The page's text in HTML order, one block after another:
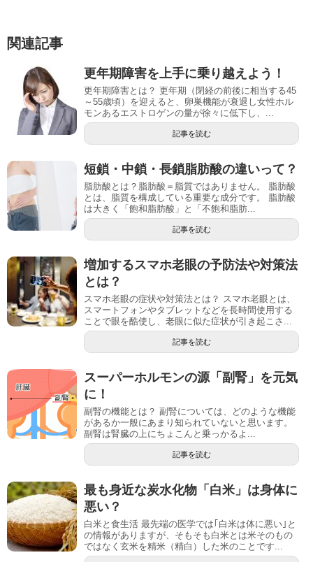
関連記事
更年期障害を上手に乗り越えよう！
更年期障害とは？ 更年期（閉経の前後に相当する45
～55歳頃）を迎えると、卵巣機能が衰退し女性ホル
モンあるエストロゲンの量が徐々に低下し、...
記事を読む
短鎖・中鎖・長鎖脂肪酸の違いって？
脂肪酸とは？脂肪酸＝脂質ではありません。 脂肪酸
とは、脂質を構成している重要な成分です。 脂肪酸
は大きく「飽和脂肪酸」と「不飽和脂肪...
記事を読む
増加するスマホ老眼の予防法や対策法
とは？
スマホ老眼の症状や対策法とは？ スマホ老眼とは、
スマートフォンやタブレットなどを長時間使用する
ことで眼を酷使し、老眼に似た症状が引き起こさ...
記事を読む
スーパーホルモンの源「副腎」を元気
に！
副腎の機能とは？ 副腎については、どのような機能
があるか一般にあまり知られていないと思います。
副腎は腎臓の上にちょこんと乗っかるよ...
記事を読む
最も身近な炭水化物「白米」は身体に
悪い？
白米と食生活 最先端の医学では｢白米は体に悪い｣と
の情報がありますが、そもそも白米とは米そのもの
ではなく玄米を精米（精白）した米のことです...